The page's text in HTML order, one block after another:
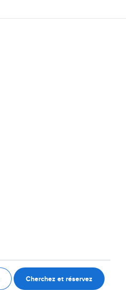
Cherchez et réservez